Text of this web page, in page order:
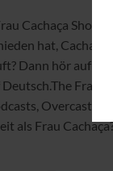
Cachaça
hat,
Dann hör auf
Deutsch.The Frau
Overcast
als Frau